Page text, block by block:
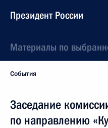
Президент России
Материалы по
События
Заседание
по направлению